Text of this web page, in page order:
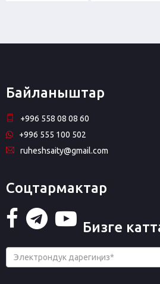
Байланыштар
+996 558 08 08 60
+996 555 100 502
ruheshsaity@gmail.com
Соцтармактар
Бизге